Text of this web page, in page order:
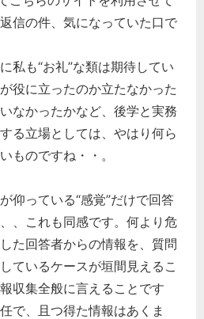
信の件、気になっていた口で
私も“お礼”な類は期待してい
役に立ったのか立たなかった
なかったかなど、後学と実務
る立場としては、やはり何ら
ものですね・・。
仰っている“感覚”だけで回答
、これも同感です。何より危
た回答者からの情報を、質問
ているケースが垣間見えるこ
収集全般に言えることです
で、且つ得た情報はあくま